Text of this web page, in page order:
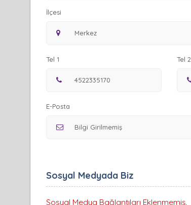
İlçesi
Tel 1 Tel 2
E-Posta
Sosyal Medyada Biz
Sosyal Medya Bağlantıları Eklenmemiş.